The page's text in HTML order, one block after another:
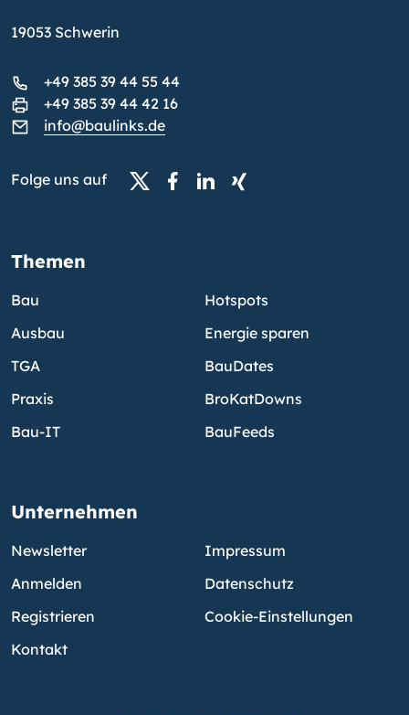
19053 Schwerin
+49 385 39 44 55 44
+49 385 39 44 42 16
info@baulinks.de
Folge uns auf
Themen
Bau
Ausbau
TGA
Praxis
Bau-IT
Hotspots
Energie sparen
BauDates
BroKatDowns
BauFeeds
Unternehmen
Newsletter
Anmelden
Registrieren
Kontakt
Impressum
Datenschutz
Cookie-Einstellungen